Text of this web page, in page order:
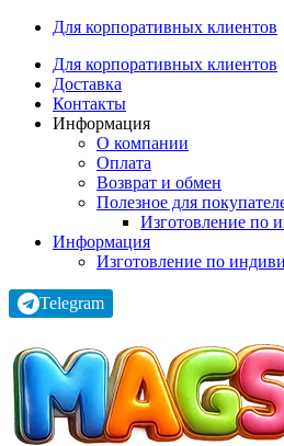
Для корпоративных клиентов
Для корпоративных клиентов
Доставка
Контакты
Информация
О компании
Оплата
Возврат и обмен
Полезное для
Изготовление по
Информация
Изготовление по
Telegram